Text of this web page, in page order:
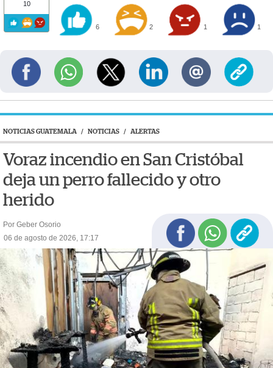
10
6 2 1 1
NOTICIAS GUATEMALA / NOTICIAS / ALERTAS
Voraz incendio en San Cristóbal
deja un perro fallecido y otro
herido
Por Geber Osorio
06 de agosto de 2026, 17:17